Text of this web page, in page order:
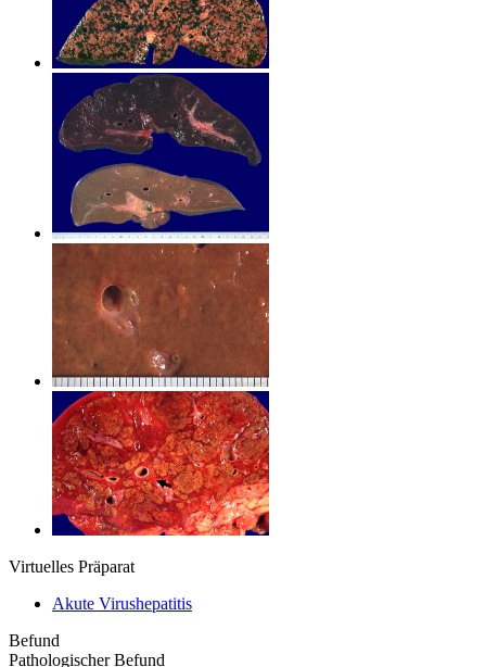
Virtuelles Präparat
Akute Virushepatitis
Befund
Pathologischer Befund